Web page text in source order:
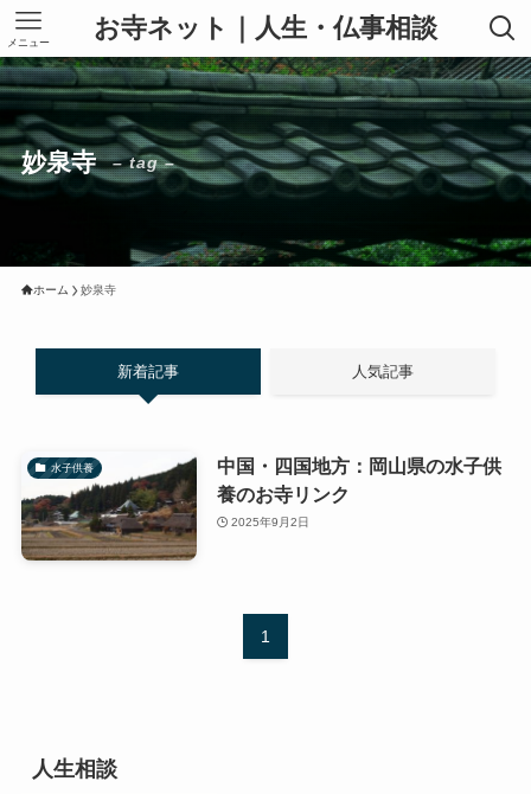
お寺ネット｜人生・仏事相談
メニュー
妙泉寺 – tag –
ホーム 妙泉寺
新着記事 人気記事
水子供養
中国・四国地方：岡山県の水子供
養のお寺リンク
2025年9月2日
1
人生相談